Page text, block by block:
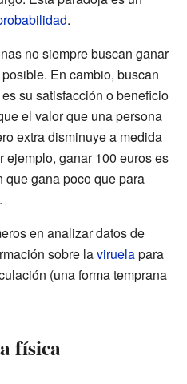
.
no siempre buscan ganar
En cambio, buscan
su satisfacción o beneficio
el valor que una persona
extra disminuye a medida
ejemplo, ganar 100 euros es
que gana poco que para
en analizar datos de
sobre laviruelapara
(una forma temprana
física